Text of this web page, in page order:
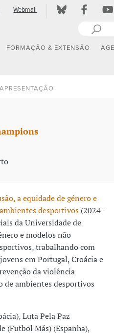
Webmail
FORMAÇÃO & EXTENSÃO
APRESENTAÇÃO
a equidade de género e
desportivos (2024-
da Universidade de
e modelos não
trabalhando com
em Portugal, Croácia e
da violência
de ambientes desportivos
Luta Pela Paz
(Futbol Más) (Espanha),